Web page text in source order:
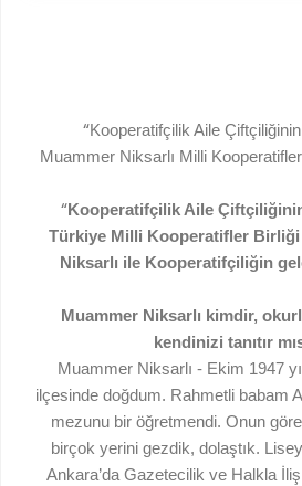
“Kooperatifçilik Aile
Muammer Niksarlı Milli
“Kooperatifçilik Aile
Türkiye Milli Kooperatifler Birliği
Niksarlı ile Kooperatifçiliğin
Muammer Niksarlı kimdir,
kendinizi tanıtır
Muammer Niksarlı - Ekim 1947
ilçesinde doğdum. Rahmetli babam
mezunu bir öğretmendi. Onun
birçok yerini gezdik, dolaştık.
Ankara’da Gazetecilik ve Halkla